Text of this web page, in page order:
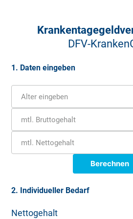
DFV-
1. Daten eingeben
Alter eingeben
mtl. Bruttogehalt
mtl. Nettogehalt
Berechnen
Bestimmung der
Als Grundlage für das gesetzliche
2. Individueller Bedarf
Nettogehalt